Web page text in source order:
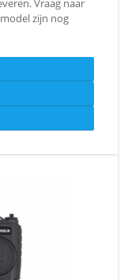
Vraag naar
zijn nog